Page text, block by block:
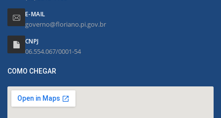
E-MAIL
governo@floriano.pi.gov.br
CNPJ
06.554.067/0001-54
COMO CHEGAR